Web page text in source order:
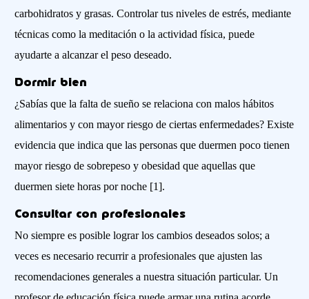
carbohidratos y grasas. Controlar tus niveles de estrés, mediante
técnicas como la meditación o la actividad física, puede
ayudarte a alcanzar el peso deseado.
Dormir bien
¿Sabías que la falta de sueño se relaciona con malos hábitos
alimentarios y con mayor riesgo de ciertas enfermedades? Existe
evidencia que indica que las personas que duermen poco tienen
mayor riesgo de sobrepeso y obesidad que aquellas que
duermen siete horas por noche [1].
Consultar con profesionales
No siempre es posible lograr los cambios deseados solos; a
veces es necesario recurrir a profesionales que ajusten las
recomendaciones generales a nuestra situación particular. Un